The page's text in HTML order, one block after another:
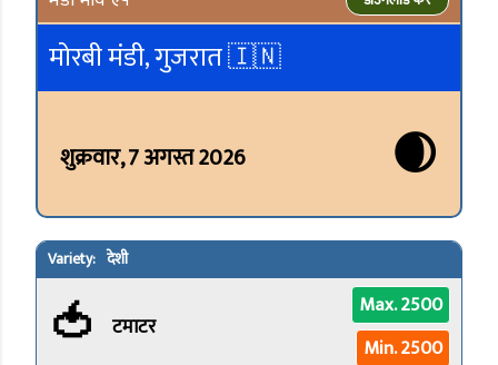
मोरबी मंडी, गुजरात 🇮🇳
शुक्रवार, 7 अगस्त 2026 🌒
देशी
🍅 टमाटर
Max. 2500
Min. 2500